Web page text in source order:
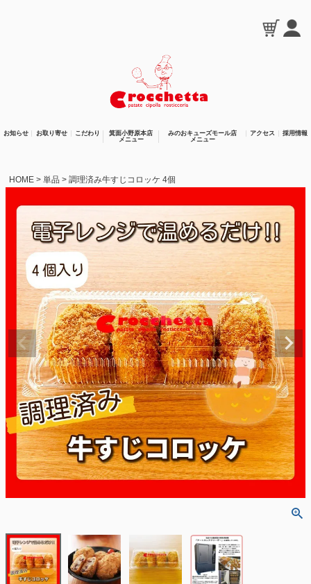
お知らせ お取り寄せ こだわり
箕面小野原本店
メニュー
みのおキューズモール店
メニュー
アクセス 採用情報
HOME 単品 調理済み牛すじコロッケ 4個